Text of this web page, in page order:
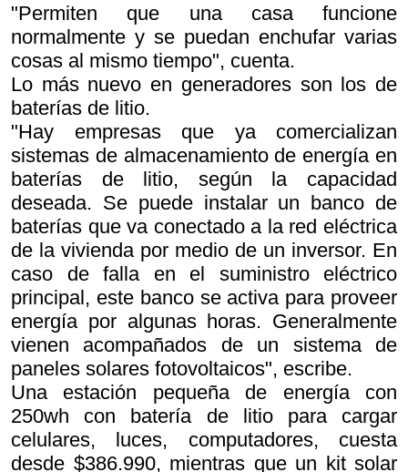
"Permiten que una casa funcione
normalmente y se puedan enchufar varias
cosas al mismo tiempo", cuenta.
Lo más nuevo en generadores son los de
baterías de litio.
"Hay empresas que ya comercializan
sistemas de almacenamiento de energía en
baterías de litio, según la capacidad
deseada. Se puede instalar un banco de
baterías que va conectado a la red eléctrica
de la vivienda por medio de un inversor. En
caso de falla en el suministro eléctrico
principal, este banco se activa para proveer
energía por algunas horas. Generalmente
vienen acompañados de un sistema de
paneles solares fotovoltaicos", escribe.
Una estación pequeña de energía con
250wh con batería de litio para cargar
celulares, luces, computadores, cuesta
desde $386.990, mientras que un kit solar